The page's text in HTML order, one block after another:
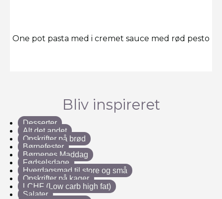
One pot pasta med i cremet sauce med rød pesto
Bliv inspireret
Desserter
Alt det andet
Opskrifter på brød
Børnefester
Børnenes Maddag
Fødselsdage
Hverdagsmad til store og små
Opskrifter på kager
LCHF (Low carb high fat)
Salater